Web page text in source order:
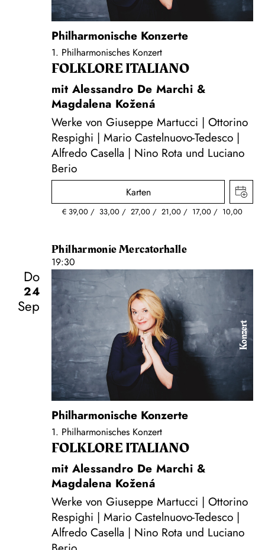
Philharmonische Konzerte
1. Philharmonisches Konzert
FOLKLORE ITALIANO
mit Alessandro De Marchi &
Magdalena Kožená
Werke von Giuseppe Martucci | Ottorino
Respighi | Mario Castelnuovo-Tedesco |
Alfredo Casella | Nino Rota und Luciano
Berio
Karten
€ 39,00 33,00 27,00 21,00 17,00 10,00
Philharmonie Mercatorhalle
19:30
Do
24
Sep
Konzert
Philharmonische Konzerte
1. Philharmonisches Konzert
FOLKLORE ITALIANO
mit Alessandro De Marchi &
Magdalena Kožená
Werke von Giuseppe Martucci | Ottorino
Respighi | Mario Castelnuovo-Tedesco |
Alfredo Casella | Nino Rota und Luciano